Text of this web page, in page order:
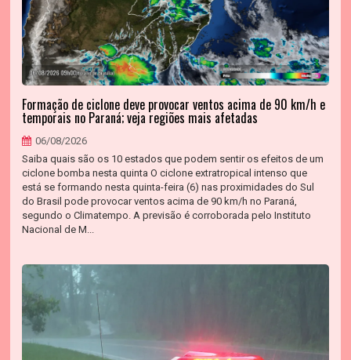
Formação de ciclone deve provocar ventos acima de 90 km/h e
temporais no Paraná; veja regiões mais afetadas
06/08/2026
Saiba quais são os 10 estados que podem sentir os efeitos de um
ciclone bomba nesta quinta O ciclone extratropical intenso que
está se formando nesta quinta-feira (6) nas proximidades do Sul
do Brasil pode provocar ventos acima de 90 km/h no Paraná,
segundo o Climatempo. A previsão é corroborada pelo Instituto
Nacional de M...